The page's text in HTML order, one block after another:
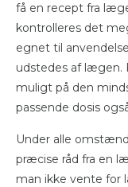
få en recept fra
kontrolleres det
egnet til
udstedes af lægen.
muligt på den
passende dosis
Under alle
præcise råd fra en
man ikke vente for